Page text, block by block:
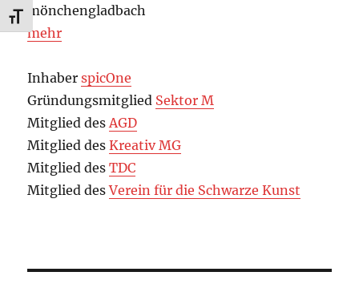
SCHRIFT VERGRÖSSERN
mönchengladbach
mehr
InhaberspicOne
Gründungsmitglied Sektor M
Mitglied desAGD
Mitglied desKreativ MG
Mitglied desTDC
Mitglied desVerein für die Schwarze Kunst